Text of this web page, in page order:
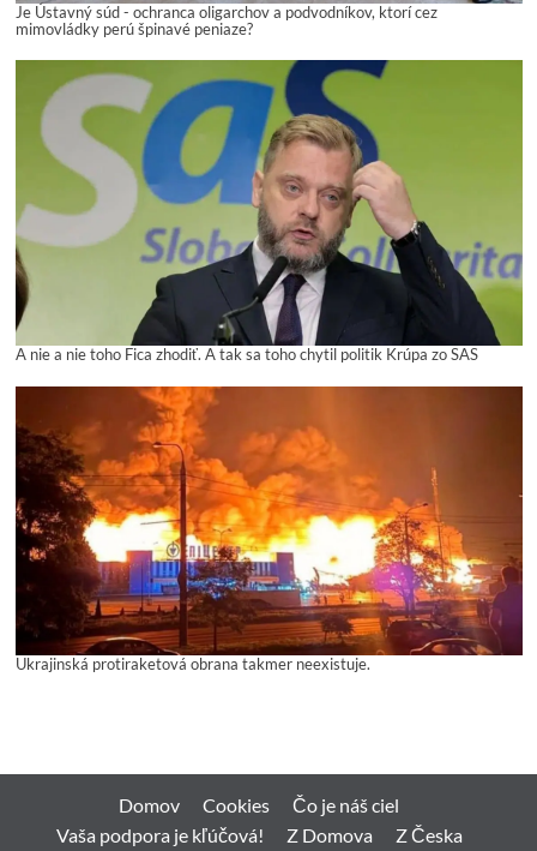
Je Ústavný súd - ochranca oligarchov a podvodníkov, ktorí cez
mimovládky perú špinavé peniaze?
A nie a nie toho Fica zhodiť. A tak sa toho chytil politik Krúpa zo SAS
Ukrajinská protiraketová obrana takmer neexistuje.
Domov Cookies
Čo je náš ciel
Vaša podpora je kľúčová!
Z Domova
Z Česka